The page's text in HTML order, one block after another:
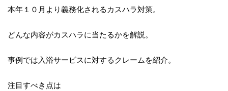
本年１０月より義務化されるカスハラ対策。
どんな内容がカスハラに当たるかを解説。
事例では入浴サービスに対するクレームを紹介。
注目すべき点は